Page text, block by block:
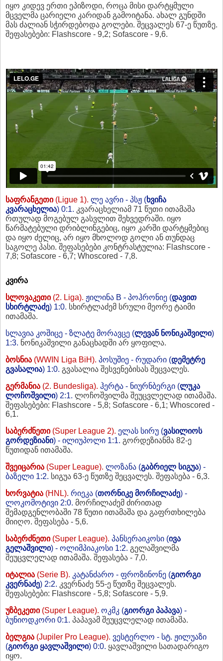
იყო კიდევ ერთი ეპიზოდი, როცა მისი დარტყმული
მცველმა ცარიელი კარიდან გამოიტანა. ახალ გუნდში
მას ძალიან სჭირდებოდა გოლები. შეცვალეს 67-ე წუთზე.
შეფასებები: Flashscore - 9,2; Sofascore - 9,6.
საფრანგეთი (Ligue 1). ლე ავრი - პსჟ (ხვიჩა
კვარაცხელია) 0:1. კვარაცხელიამ 71 წუთი ითამაშა
რთულად მოგებულ გასვლით შეხვედრაში. იყო
წარმატებული დრიბლინგებიც, იყო კარში დარტყმებიც
და იყო ძელიც, არ იყო მხოლოდ გოლი ან თუნდაც
საგოლე პასი. შეფასებები კონტრასტულია: Flashscore -
7,8; Sofascore - 6,7; Whoscored - 7,8.
კვირა
სლოვაკეთი (2. Liga). ჟილინა B - პოჰრონიე (დავით
სხირტლაძე) 1:0. სხირტლაძემ სრული მეორე ტაიმი
ითამაშა.
სლავია კოშიცე - ზლატე მორავცე (ლევან ნონიკაშვილი)
1:3. ნონიკაშვილი განაცხადში არ ყოფილა.
ბოსნია (WWIN Liga BiH). პოსუშიე - რუდარი (დემეტრე
გვასალია) 1:0. გვასალია შესვენებისას შეცვალეს.
გერმანია (2. Bundesliga). ჰერტა - ნიურნბერგი (ლუკა
ლოჩოშვილი) 2:1. ლოჩოშვილმა შეუცვლელად ითამაშა.
შეფასებები: Flashscore - 5,8; Sofascore - 6,1; Whoscored -
6,1.
საბერძნეთი (Super League 2). ელას სირუ (ვასილიოს
გორდეზიანი) - ილიუპოლი 1:1. გორდეზიანმა 82-ე
წუთიდან ითამაშა.
შვეიცარია (Super League). ლოზანა (გაბრიელ სიგუა) -
ბაზელი 1:2. სიგუა 63-ე წუთზე შეცვალეს. შეფასება - 6,3.
ხორვატია (HNL). რიეკა (თორნიკე მორჩილაძე) -
ლოკომოტივი 2:0. მორჩილაძემ ძირითად
შემადგენლობაში 78 წუთი ითამაშა და გაფრთხილება
მიიღო. შეფასება - 5,6.
საბერძნეთი (Super League). პანსერაიკოსი (ივა
გელაშვილი) - ოლიმპიაკოსი 1:2. გელაშვილმა
შეუცვლელად ითამაშა. შეფასება - 7,0.
იტალია (Serie B). კატანძარო - ფროზინონე (გიორგი
კვერნაძე) 2:2. კვერნაძე 55-ე წუთზე შეცვალეს.
შეფასებები: Flashscore - 5,8; Sofascore - 5,9.
უზბეკეთი (Super League). ოკმკ (გიორგი პაპავა) -
ბუნიოდკორი 0:1. პაპავამ შეუცვლელად ითამაშა.
ბელგია (Jupiler Pro League). ვესტერლო - სტ. ჟილუაზი
(გიორგი ყავლაშვილი) 0:0. ყავლაშვილი სათადარიგო
იყო.